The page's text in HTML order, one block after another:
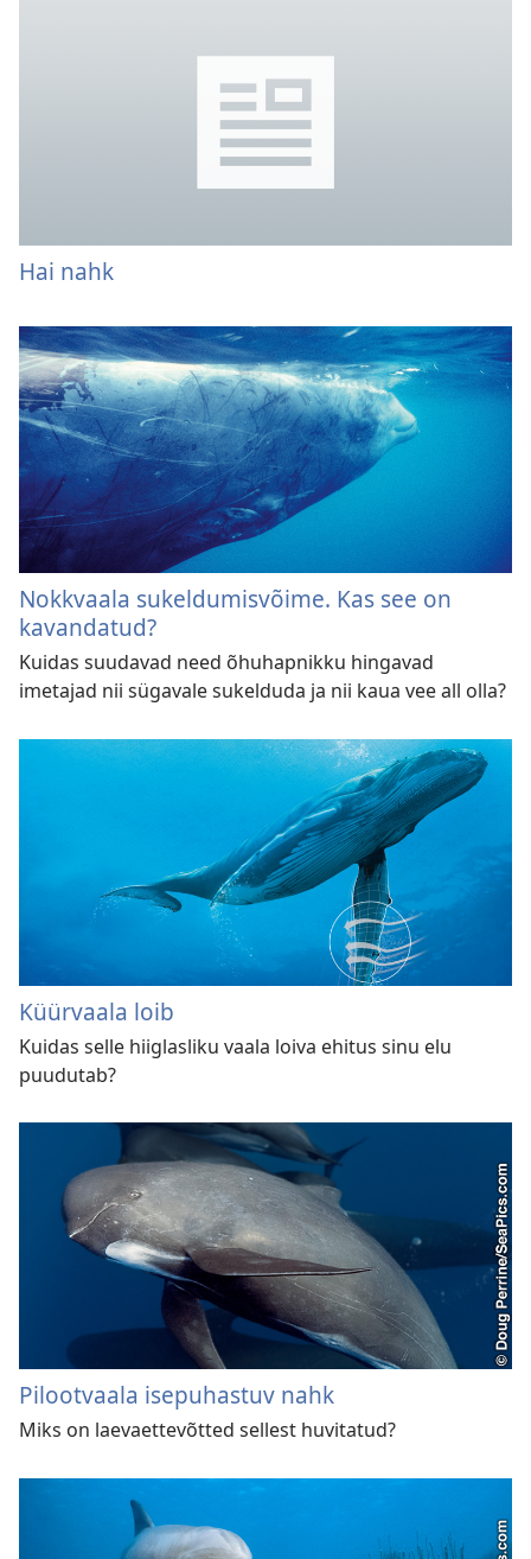
Hai nahk
Nokkvaala sukeldumisvõime. Kas see on
kavandatud?
Kuidas suudavad need õhuhapnikku hingavad
imetajad nii sügavale sukelduda ja nii kaua vee all olla?
Küürvaala loib
Kuidas selle hiiglasliku vaala loiva ehitus sinu elu
puudutab?
Pilootvaala isepuhastuv nahk
Miks on laevaettevõtted sellest huvitatud?